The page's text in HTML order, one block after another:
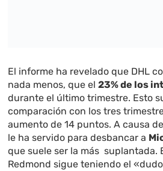
El informe ha revelado que DHL
nada menos, que el23% de los
durante el último trimestre. Esto
comparación con los tres
aumento de 14 puntos. A causa
le ha servido para desbancar a
que suele ser la más suplantada.
Redmond sigue teniendo el